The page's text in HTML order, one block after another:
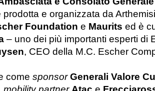
prodotta e organizzata da
Foundation e Maurits ed è
– uno dei più importanti esperti di
, CEO della M.C. Escher
come sponsor Generali Valore